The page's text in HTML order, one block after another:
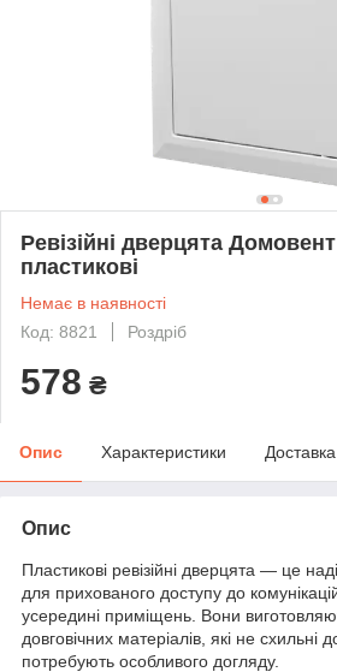
Ревізійні дверцята
пластикові
Немає в наявності
Код: 8821
Роздріб
578 ₴
Опис Характеристики Доставка
Опис
Пластикові ревізійні дверцята — це
для прихованого доступу до
усередині приміщень. Вони
довговічних матеріалів, які не схильні
потребують особливого догляду.